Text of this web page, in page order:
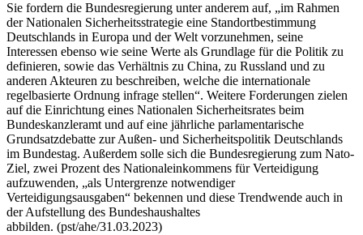
Sie fordern die Bundesregierung unter anderem auf, „im Rahmen
der Nationalen Sicherheitsstrategie eine Standortbestimmung
Deutschlands in Europa und der Welt vorzunehmen, seine
Interessen ebenso wie seine Werte als Grundlage für die Politik zu
definieren, sowie das Verhältnis zu China, zu Russland und zu
anderen Akteuren zu beschreiben, welche die internationale
regelbasierte Ordnung infrage stellen“. Weitere Forderungen zielen
auf die Einrichtung eines Nationalen Sicherheitsrates beim
Bundeskanzleramt und auf eine jährliche parlamentarische
Grundsatzdebatte zur Außen- und Sicherheitspolitik Deutschlands
im Bundestag. Außerdem solle sich die Bundesregierung zum Nato-
Ziel, zwei Prozent des Nationaleinkommens für Verteidigung
aufzuwenden, „als Untergrenze notwendiger
Verteidigungsausgaben“ bekennen und diese Trendwende auch in
der Aufstellung des Bundeshaushaltes
abbilden. (pst/ahe/31.03.2023)